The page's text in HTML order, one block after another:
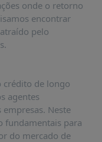
onde o retorno
encontrar
pelo
crédito de longo
agentes
Neste
fundamentais para
do mercado de